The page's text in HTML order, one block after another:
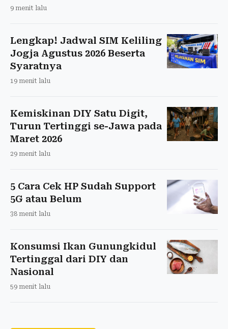
9 menit lalu
Lengkap! Jadwal SIM Keliling
Jogja Agustus 2026 Beserta
Syaratnya
19 menit lalu
Kemiskinan DIY Satu Digit,
Turun Tertinggi se-Jawa pada
Maret 2026
29 menit lalu
5 Cara Cek HP Sudah Support
5G atau Belum
38 menit lalu
Konsumsi Ikan Gunungkidul
Tertinggal dari DIY dan
Nasional
59 menit lalu